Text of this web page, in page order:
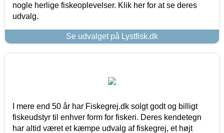
nogle herlige fiskeoplevelser. Klik her for at se deres
udvalg.
Se udvalget på Lystfisk.dk
I mere end 50 år har Fiskegrej.dk solgt godt og billigt
fiskeudstyr til enhver form for fiskeri. Deres kendetegn
har altid været et kæmpe udvalg af fiskegrej, et højt